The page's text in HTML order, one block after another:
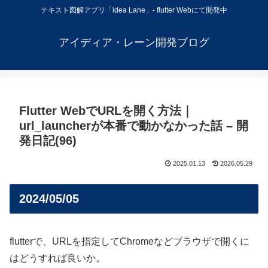
テキスト図解アプリ「idea Lane」- flutter Webにて開発中
アイディア・レーン開発ブログ
Flutter WebでURLを開く方法｜
url_launcherが本番で動かなかった話 – 開
発日記(96)
2025.01.13 2026.05.29
2024/05/05
flutterで、URLを指定してChromeなどブラウザで開くに
はどうすれば良いか。